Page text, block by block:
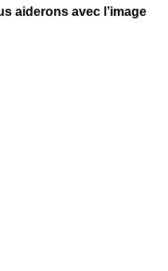
aiderons avec l’image